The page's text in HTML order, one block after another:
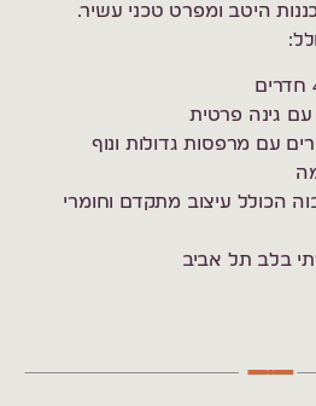
מתוכננות היטב ומפרט טכני עשיר.
עם גינה פרטית
עם מרפסות גדולות ונוף
הכולל עיצוב מתקדם וחומרי
בלב תל אביב